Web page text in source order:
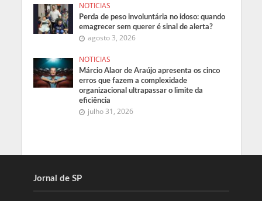
NOTICIAS
Perda de peso involuntária no idoso: quando
emagrecer sem querer é sinal de alerta?
agosto 3, 2026
NOTICIAS
Márcio Alaor de Araújo apresenta os cinco
erros que fazem a complexidade
organizacional ultrapassar o limite da
eficiência
julho 31, 2026
Jornal de SP